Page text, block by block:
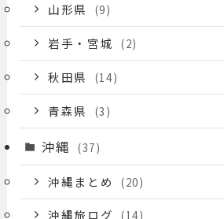
山形県 (9)
岩手・宮城 (2)
秋田県 (14)
青森県 (3)
沖縄 (37)
沖縄まとめ (20)
沖縄旅ログ (14)